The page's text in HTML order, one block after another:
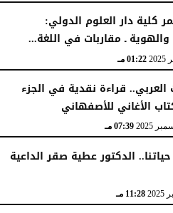
كلية دار العلوم الدولي:
ـ مقاربات في اللغة...
01:22 مـ
العربي.. قراءة نقدية في الجزء
الأغاني للأصفهاني
07:39 مـ
حياتنا.. الدكتور عطية صقر الداعية
11:28 مـ